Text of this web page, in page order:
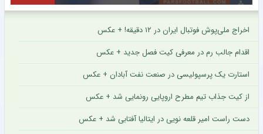
اخراج ملی‌پوش فوتبال ایران در ۱۲ دقیقه! + عکس
اقدام جالب رم در معرفی کیت فصل جدید + عکس
استارت یک پرسپولیسی در صنعت نفت آبادان + عکس
از کیت جذاب تیم مطرح اروپایی رونمایی شد + عکس
دست راست امیر قلعه نویی در ایتالیا آفتابی شد + عکس